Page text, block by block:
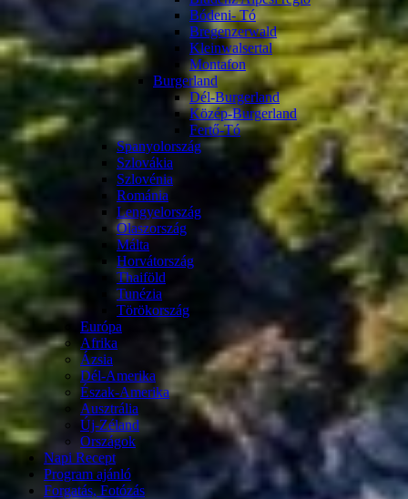
Bódeni- Tó
Bregenzerwald
Kleinwalsertal
Montafon
Burgerland
Dél-Burgerland
Közép-Burgerland
Fertő-Tó
Spanyolország
Szlovákia
Szlovénia
Románia
Lengyelország
Olaszország
Málta
Horvátország
Thaiföld
Tunézia
Törökország
Európa
Afrika
Ázsia
Dél-Amerika
Észak-Amerika
Ausztrália
Új-Zéland
Országok
Napi Recept
Program ajánló
Forgatás, Fotózás